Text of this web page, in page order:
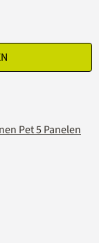
Pet 5 Panelen